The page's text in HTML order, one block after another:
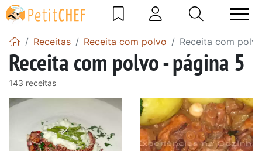
Receitas Receita com polvo Receita com
Receita com polvo - página 5
143 receitas